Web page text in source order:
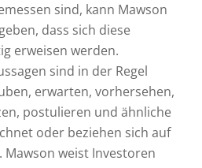
sind, kann Mawson
dass sich diese
erweisen werden.
sind in der Regel
erwarten, vorhersehen,
postulieren und ähnliche
oder beziehen sich auf
Mawson weist Investoren